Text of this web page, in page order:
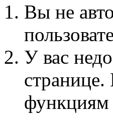
Вы не
У вас
функциям